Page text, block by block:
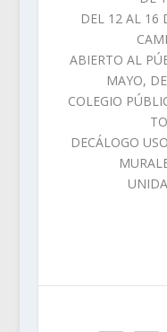
DEL 12 AL 16
ABIERTO AL
MAYO,
COLEGIO
DECÁLOGO